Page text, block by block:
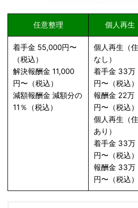
任意整理 個人再生
着手金 55,000円〜
（税込）
解決報酬金 11,000
円〜（税込）
減額報酬金 減額分の
11％（税込）
個人再生（
なし）
着手金 33万
円〜（税込）
報酬金 22万
円〜（税込）
個人再生（
あり）
着手金 33万
円〜（税込）
報酬金 33万
円〜（税込）